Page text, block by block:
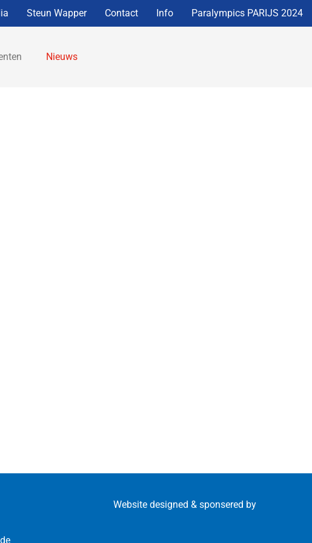
Steun Wapper Contact Info Paralympics PARIJS 2024
Nieuws
Website designed & sponsered by